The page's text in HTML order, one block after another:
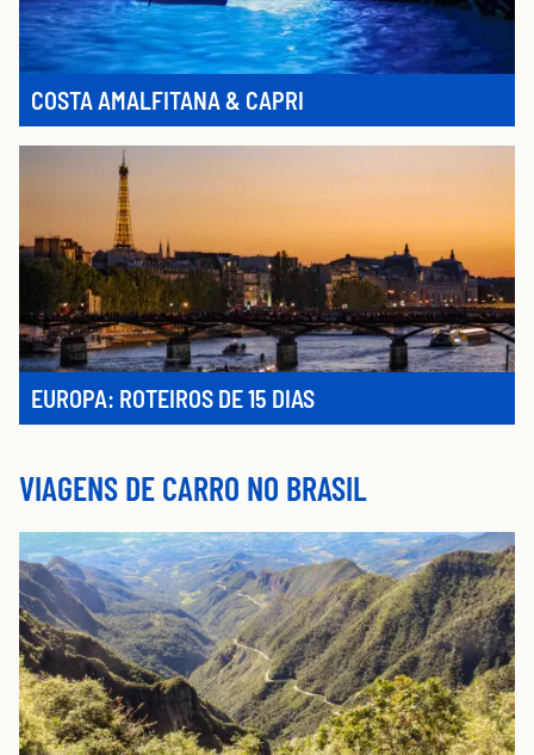
COSTA AMALFITANA & CAPRI
EUROPA: ROTEIROS DE 15 DIAS
VIAGENS DE CARRO NO BRASIL